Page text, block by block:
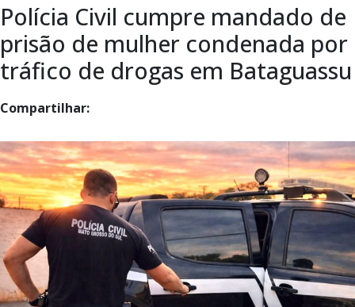
Polícia Civil cumpre mandado de
prisão de mulher condenada por
tráfico de drogas em Bataguassu
Compartilhar: